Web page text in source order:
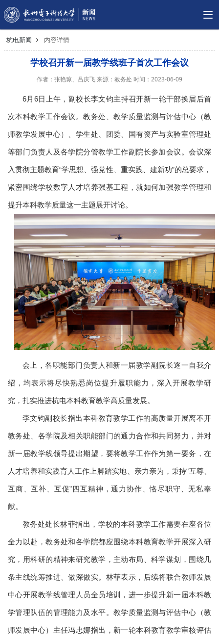
杭电新闻 内容详情
学校召开新一届教学线班子首次工作会议
作者：张艳琼、吕庆飞 来源：教务处 时间：2023-06-09
6月6日上午，副校长李文钧主持召开新一轮干部换届后首
次本科教学工作会议。教务处、教学质量监测与评估中心（教
师教学发展中心）、学生处、团委、国有资产与实验室管理处
等部门负责人及各学院分管教学工作副院长参加会议。会议深
入贯彻主题教育“学思想、强党性、重实践、建新功”的总要求，
紧密围绕学校数字人才培养强基工程，就如何加强教学管理和
提升本科教学质量这一主题展开讨论。
会上，各职能部门负责人和新一届教学副院长逐一自我介
绍，均表示将尽快熟悉岗位提升履职能力，深入开展教学研
究，扎实推进杭电本科教育教学高质量发展。
李文钧副校长指出本科教育教学工作的高质量开展离不开
教务处、各学院及相关职能部门的通力合作和共同努力，并对
新一届教学线领导提出期望，要将教学工作作为第一要务，在
人才培养和实践育人工作上脚踏实地、亲力亲为，秉持“互尊、
互商、互补、互促”四互精神，通力协作、恪尽职守、无私奉
献。
教务处处长林菲指出，学校的本科教学工作需要在座各位
全力以赴，教务处和各学院都应围绕本科教育教学开展深入研
究，用科研的精神来研究教学，主动布局、科学谋划，围绕几
条主线统筹推进、做深做实。林菲表示，后续将联合教师发展
中心开展教学线管理人员全员培训，进一步提升新一届本科教
学管理队伍的管理能力及水平。教学质量监测与评估中心（教
师发展中心）主任冯忠娜指出，新一轮本科教育教学审核评估